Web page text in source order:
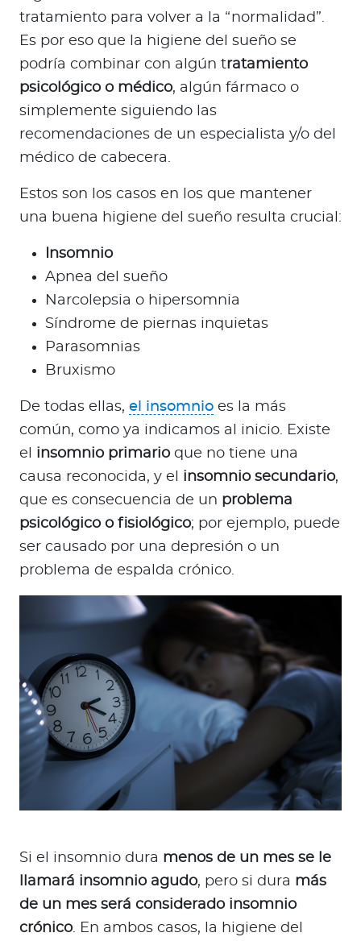
tratamiento para volver a la “normalidad”.
Es por eso que la higiene del sueño se
podría combinar con algún tratamiento
psicológico o médico, algún fármaco o
simplemente siguiendo las
recomendaciones de un especialista y/o del
médico de cabecera.
Estos son los casos en los que mantener
una buena higiene del sueño resulta crucial:
Insomnio
Apnea del sueño
Narcolepsia o hipersomnia
Síndrome de piernas inquietas
Parasomnias
Bruxismo
De todas ellas, el insomnio es la más
común, como ya indicamos al inicio. Existe
el
insomnio primarioque no tiene una
causa reconocida, y el
insomnio secundario,
que es consecuencia de un problema
psicológico o fisiológico; por ejemplo, puede
ser causado por una depresión o un
problema de espalda crónico.
Si el insomnio dura menos de un mes se le
llamará insomnio agudo, pero si dura más
de un mes será considerado insomnio
crónico. En ambos casos, la higiene del